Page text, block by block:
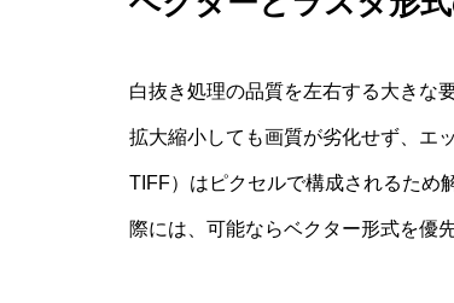
白抜き処理の品質を左右する大きな
拡大縮小しても画質が劣化せず、エ
TIFF）はピクセルで構成されるため
際には、可能ならベクター形式を優